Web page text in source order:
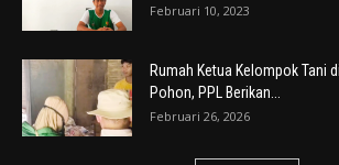
Februari 10, 2023
Rumah Ketua Kelompok Tani
Pohon, PPL Berikan...
Februari 26, 2026